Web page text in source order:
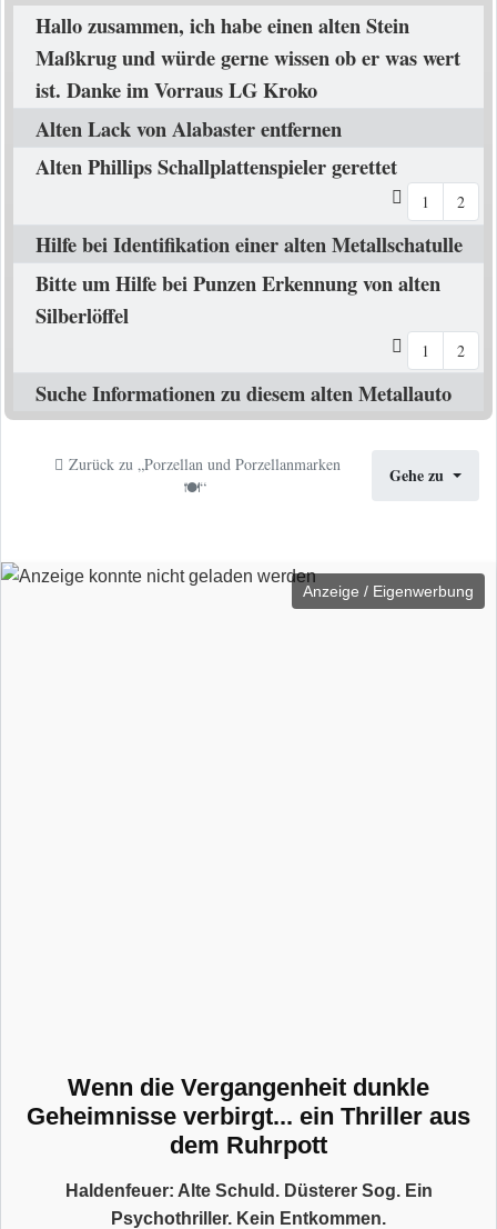
Hallo zusammen, ich habe einen alten Stein
Maßkrug und würde gerne wissen ob er was wert
ist. Danke im Vorraus LG Kroko
Alten Lack von Alabaster entfernen
Alten Phillips Schallplattenspieler gerettet
1 2
Hilfe bei Identifikation einer alten Metallschatulle
Bitte um Hilfe bei Punzen Erkennung von alten
Silberlöffel
1 2
Suche Informationen zu diesem alten Metallauto
Zurück zu „Porzellan und Porzellanmarken
🍽️“
Gehe zu
Anzeige / Eigenwerbung
Wenn die Vergangenheit dunkle
Geheimnisse verbirgt... ein Thriller aus
dem Ruhrpott
Haldenfeuer: Alte Schuld. Düsterer Sog. Ein
Psychothriller. Kein Entkommen.